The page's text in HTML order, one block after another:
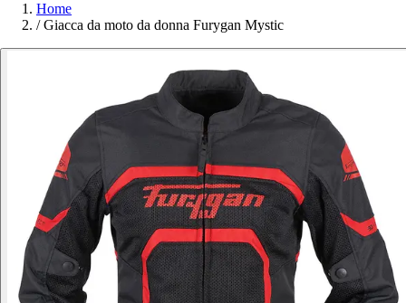
Home
/ Giacca da moto da donna Furygan Mystic